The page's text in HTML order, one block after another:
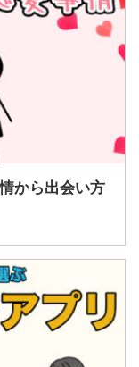
から出会い方